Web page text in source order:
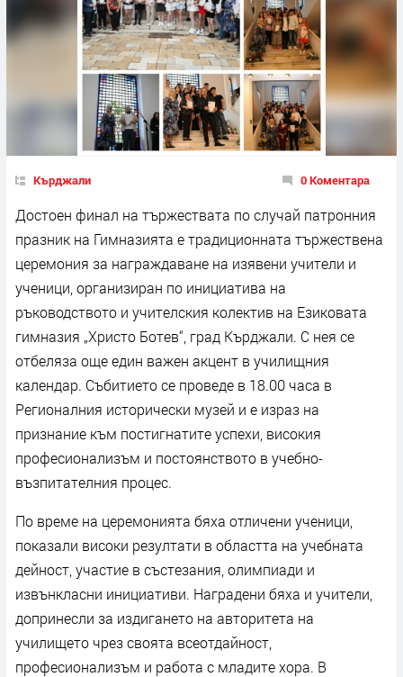
Кърджали 0 Коментара
Достоен финал на тържествата по случай патронния
празник на Гимназията е традиционната тържествена
церемония за награждаване на изявени учители и
ученици, организиран по инициатива на
ръководството и учителския колектив на Езиковата
гимназия „Христо Ботев“, град Кърджали. С нея се
отбеляза още един важен акцент в училищния
календар. Събитието се проведе в 18.00 часа в
Регионалния исторически музей и е израз на
признание към постигнатите успехи, високия
професионализъм и постоянството в учебно-
възпитателния процес.
По време на церемонията бяха отличени ученици,
показали високи резултати в областта на учебната
дейност, участие в състезания, олимпиади и
извънкласни инициативи. Наградени бяха и учители,
допринесли за издигането на авторитета на
училището чрез своята всеотдайност,
професионализъм и работа с младите хора. В